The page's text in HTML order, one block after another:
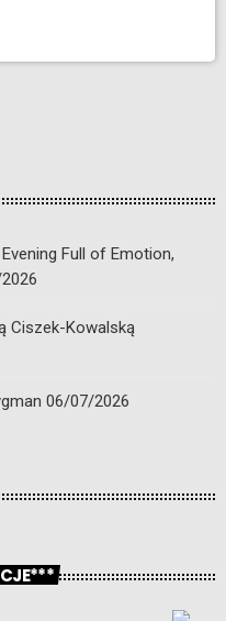
Full of Emotion,
Ciszek-Kowalską
06/07/2026